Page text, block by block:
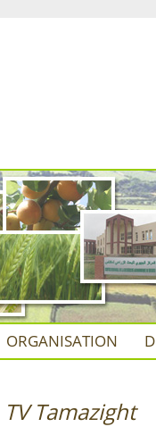
ORGANISATION
TV Tamazight